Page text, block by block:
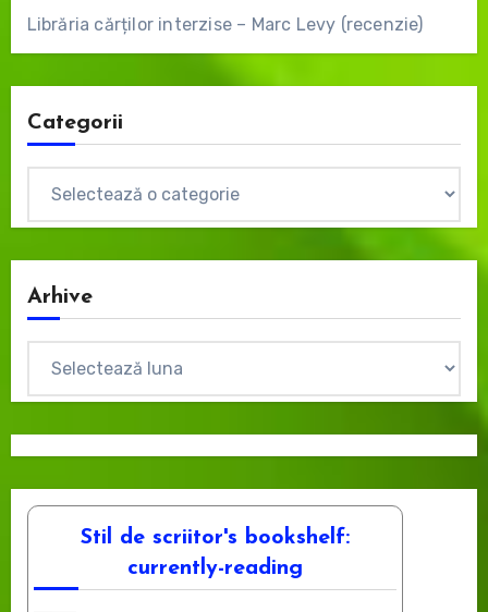
Librăria cărților interzise – Marc Levy (recenzie)
Categorii
Arhive
Stil de scriitor's bookshelf:
currently-reading